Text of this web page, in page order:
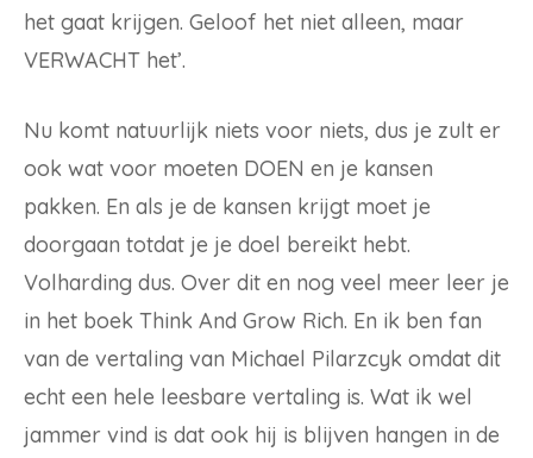
het gaat krijgen. Geloof het niet alleen, maar
VERWACHT het’.
Nu komt natuurlijk niets voor niets, dus je zult er
ook wat voor moeten DOEN en je kansen
pakken. En als je de kansen krijgt moet je
doorgaan totdat je je doel bereikt hebt.
Volharding dus. Over dit en nog veel meer leer je
in het boek Think And Grow Rich. En ik ben fan
van de vertaling van Michael Pilarzcyk omdat dit
echt een hele leesbare vertaling is. Wat ik wel
jammer vind is dat ook hij is blijven hangen in de